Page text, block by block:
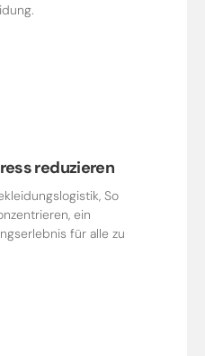
reduzieren
So
ein
für alle zu